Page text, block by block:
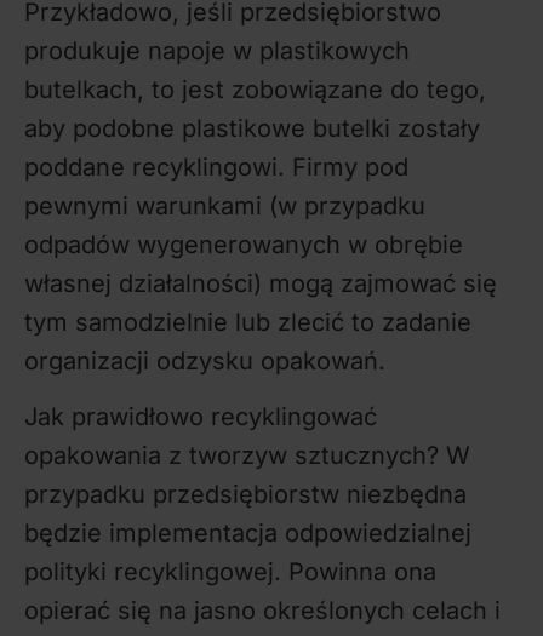
Przykładowo, jeśli przedsiębiorstwo
produkuje napoje w plastikowych
butelkach, to jest zobowiązane do tego,
aby podobne plastikowe butelki zostały
poddane recyklingowi. Firmy pod
pewnymi warunkami (w przypadku
odpadów wygenerowanych w obrębie
własnej działalności) mogą zajmować się
tym samodzielnie lub zlecić to zadanie
organizacji odzysku opakowań.
Jak prawidłowo recyklingować
opakowania z tworzyw sztucznych? W
przypadku przedsiębiorstw niezbędna
będzie implementacja odpowiedzialnej
polityki recyklingowej. Powinna ona
opierać się na jasno określonych celach i